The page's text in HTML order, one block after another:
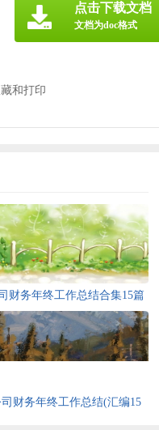
和打印
点击下载文档
文档为doc格式
财务年终工作总结合集15篇
财务年终工作总结(汇编15